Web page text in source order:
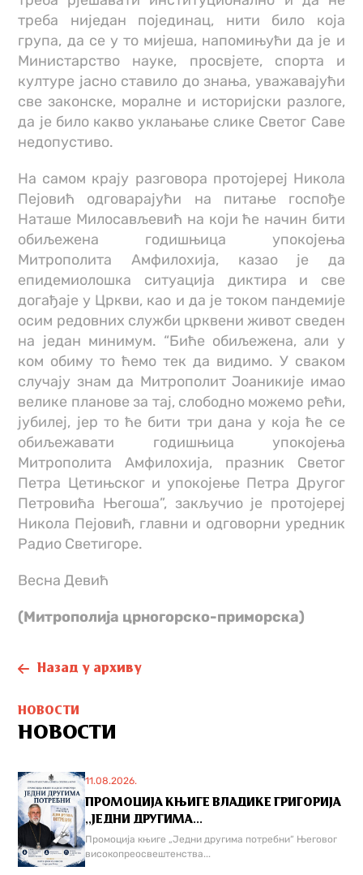
треба ниједан појединац, нити било која
група, да се у то мијеша, напомињући да је и
Министарство науке, просвјете, спорта и
културе јасно ставило до знања, уважавајући
све законске, моралне и историјски разлоге,
да је било какво уклањање слике Светог Саве
недопустиво.
На самом крају разговора протојереј Никола
Пејовић одговарајући на питање госпође
Наташе Милосављевић на који ће начин бити
обиљежена годишњица упокојења
Митрополита Амфилохија, казао је да
епидемиолошка ситуација диктира и све
догађаје у Цркви, као и да је током пандемије
осим редовних служби црквени живот сведен
на један минимум. “Биће обиљежена, али у
ком обиму то ћемо тек да видимо. У сваком
случају знам да Митрополит Јоаникије имао
велике планове за тај, слободно можемо рећи,
јубилеј, јер то ће бити три дана у која ће се
обиљежавати годишњица упокојења
Митрополита Амфилохија, празник Светог
Петра Цетињског и упокојење Петра Другог
Петровића Његоша”, закључио је протојереј
Никола Пејовић, главни и одговорни уредник
Радио Светигоре.
Весна Девић
(Митрополија црногорско-приморска)
Назад у архиву
НОВОСТИ
НОВОСТИ
11.08.2026.
ПРОМОЦИЈА КЊИГЕ ВЛАДИКЕ ГРИГОРИЈА
,,ЈЕДНИ ДРУГИМА...
Промоција књиге „Једни другима потребни“ Његовог
високопреосвештенства...